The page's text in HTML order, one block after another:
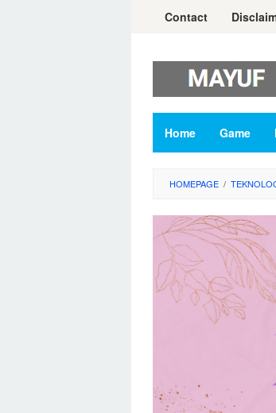
Contact
Home Game
HOMEPAGE /